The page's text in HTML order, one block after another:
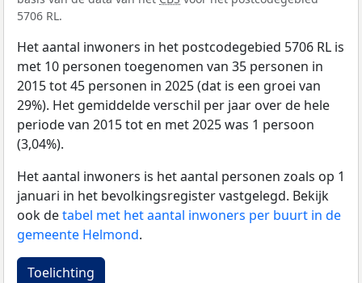
5706 RL.
Het aantal inwoners in het postcodegebied 5706 RL is
met 10 personen toegenomen van 35 personen in
2015 tot 45 personen in 2025 (dat is een groei van
29%). Het gemiddelde verschil per jaar over de hele
periode van 2015 tot en met 2025 was 1 persoon
(3,04%).
Het aantal inwoners is het aantal personen zoals op 1
januari in het bevolkingsregister vastgelegd. Bekijk
ook detabel met het aantal inwoners per buurt in de
gemeente Helmond.
Toelichting